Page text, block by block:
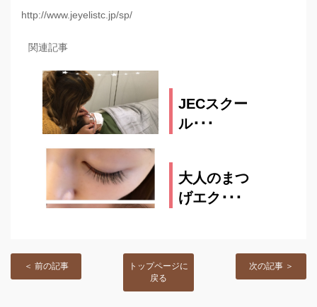
http://www.jeyelistc.jp/sp/
関連記事
JECスクー
ル･･･
大人のまつ
げエク･･･
＜ 前の記事
トップページに
戻る
次の記事 ＞